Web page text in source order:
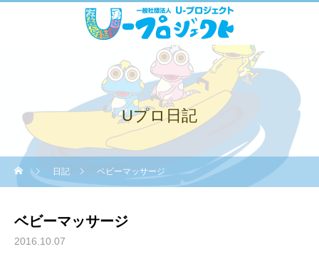
Uプロ日記
日記 ベビーマッサージ
ベビーマッサージ
2016.10.07